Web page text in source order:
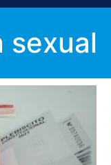
sexual